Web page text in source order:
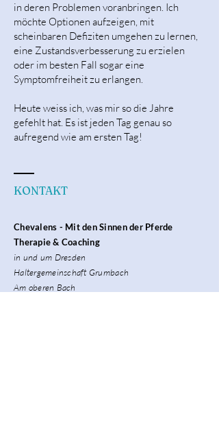
in deren Problemen voranbringen. Ich
möchte Optionen aufzeigen, mit
scheinbaren Defiziten umgehen zu lernen,
eine Zustandsverbesserung zu erzielen
oder im besten Fall sogar eine
Symptomfreiheit zu erlangen.
Heute weiss ich, was mir so die Jahre
gefehlt hat. Es ist jeden Tag genau so
aufregend wie am ersten Tag!
KONTAKT
Chevalens - Mit den Sinnen der Pferde
Therapie & Coaching
in und um Dresden
Haltergemeinschaft Grumbach
Am oberen Bach